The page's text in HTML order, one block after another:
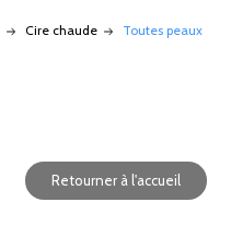
Cire chaude Toutes peaux
Retourner à l'accueil